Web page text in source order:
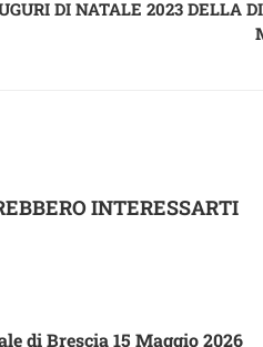
DI NATALE 2023 DELLA
INTERESSARTI
di Brescia 15 Maggio 2026